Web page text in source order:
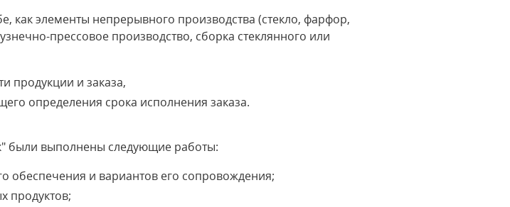
как элементы непрерывного производства (стекло, фарфор,
прессовое производство, сборка стеклянного или
продукции и заказа,
определения срока исполнения заказа.
были выполнены следующие работы:
обеспечения и вариантов его сопровождения;
продуктов;